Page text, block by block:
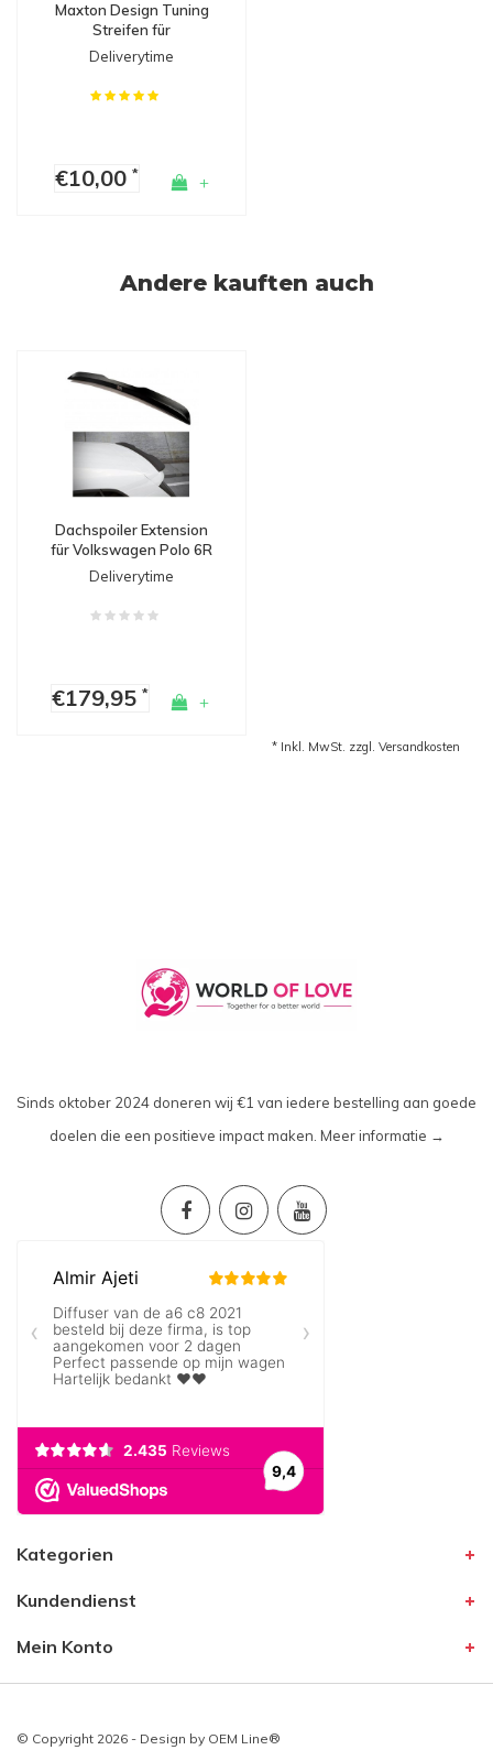
Maxton Design Tuning
Streifen für
Seitenschweller,
Diffusoren & Splitters
Deliverytime
€10,00* +
Andere kauften auch
Dachspoiler Extension
für Volkswagen Polo 6R
GTI / R line
Deliverytime
€179,95* +
* Inkl. MwSt. zzgl. Versandkosten
Sinds oktober 2024 doneren wij €1 van iedere bestelling aan goede
doelen die een positieve impact maken. Meer informatie →
Kategorien
Kundendienst
Mein Konto
© Copyright 2026 - Design by OEM Line®